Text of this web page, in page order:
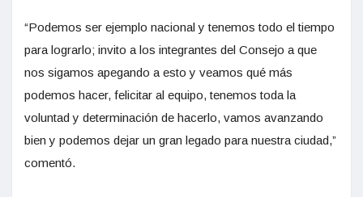
“Podemos ser ejemplo nacional y tenemos todo el tiempo
para lograrlo; invito a los integrantes del Consejo a que
nos sigamos apegando a esto y veamos qué más
podemos hacer, felicitar al equipo, tenemos toda la
voluntad y determinación de hacerlo, vamos avanzando
bien y podemos dejar un gran legado para nuestra ciudad,”
comentó.